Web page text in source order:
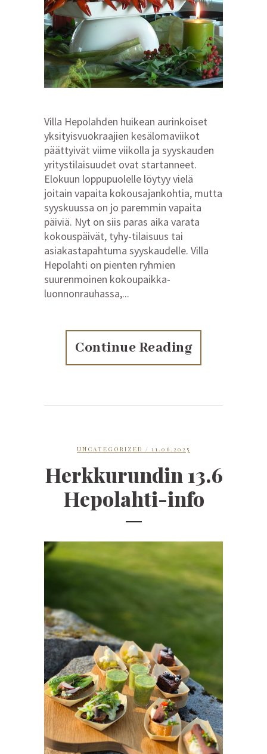
Villa Hepolahden huikean aurinkoiset
yksityisvuokraajien kesälomaviikot
päättyivät viime viikolla ja syyskauden
yritystilaisuudet ovat startanneet.
Elokuun loppupuolelle löytyy vielä
joitain vapaita kokousajankohtia, mutta
syyskuussa on jo paremmin vapaita
päiviä. Nyt on siis paras aika varata
kokouspäivät, tyhy-tilaisuus tai
asiakastapahtuma syyskaudelle. Villa
Hepolahti on pienten ryhmien
suurenmoinen kokoupaikka-
luonnonrauhassa,...
Continue Reading
UNCATEGORIZED / 11.06.2025
Herkkurundin 13.6
Hepolahti-info